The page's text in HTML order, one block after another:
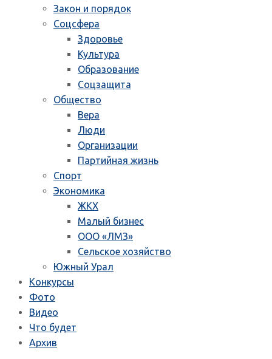
Закон и порядок
Соцсфера
Здоровье
Культура
Образование
Соцзащита
Общество
Вера
Люди
Организации
Партийная жизнь
Спорт
Экономика
ЖКХ
Малый бизнес
ООО «ЛМЗ»
Сельское хозяйство
Южный Урал
Конкурсы
Фото
Видео
Что будет
Архив